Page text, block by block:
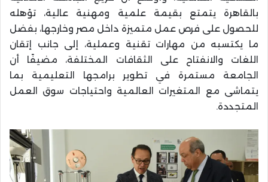
بالقاهرة يتمتع بقيمة علمية ومهنية عالية، تؤهله
للحصول على فرص عمل متميزة داخل مصر وخارجها، بفضل
ما يكتسبه من مهارات تقنية وعملية، إلى جانب إتقان
اللغات والانفتاح على الثقافات المختلفة، مضيفًا أن
الجامعة مستمرة في تطوير برامجها التعليمية بما
يتماشى مع المتغيرات العالمية واحتياجات سوق العمل
المتجددة.